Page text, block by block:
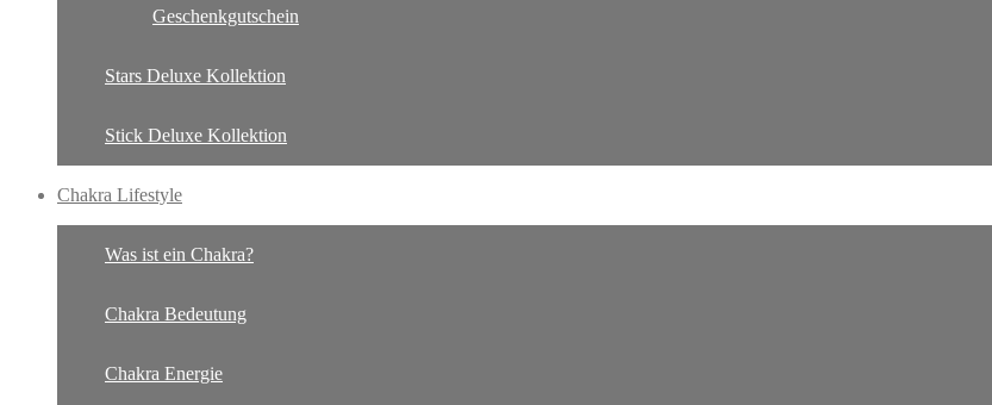
Geschenkgutschein
Stars Deluxe Kollektion
Stick Deluxe Kollektion
Chakra Lifestyle
Was ist ein Chakra?
Chakra Bedeutung
Chakra Energie